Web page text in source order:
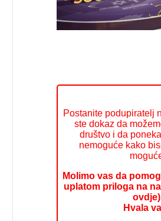
Postanite podupiratelj
ste dokaz da
društvo i da
nemoguće kako
Molimo vas da
uplatom priloga na
Hvala